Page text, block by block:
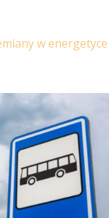
w energetyce